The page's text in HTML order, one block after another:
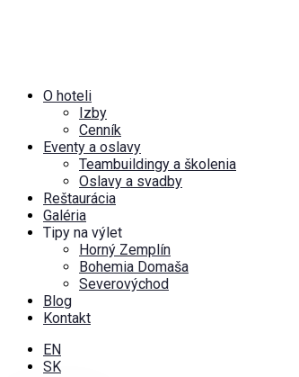
O hoteli
Izby
Cenník
Eventy a oslavy
Teambuildingy a školenia
Oslavy a svadby
Reštaurácia
Galéria
Tipy na výlet
Horný Zemplín
Bohemia Domaša
Severovýchod
Blog
Kontakt
EN
SK